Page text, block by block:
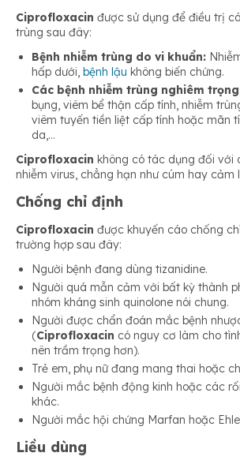
Ciprofloxacin được sử dụng để điều trị
trùng sau đây:
Bệnh nhiễm trùng do vi khuẩn:
hấp dưới, bệnh lậu không biến chứng.
Các bệnh nhiễm trùng nghiêm
bụng, viêm bể thận cấp tính, nhiễm
viêm tuyến tiền liệt cấp tính hoặc mãn
da,…
Ciprofloxacin không có tác dụng đối với
nhiễm virus, chẳng hạn như cúm hay cảm
Chống chỉ định
Ciprofloxacin được khuyến cáo chống
trường hợp sau đây:
Người bệnh đang dùng tizanidine.
Người quá mẫn cảm với bất kỳ thành
nhóm kháng sinh quinolone nói chung.
Người được chẩn đoán mắc bệnh
(Ciprofloxacin có nguy cơ làm cho
nên trầm trọng hơn).
Trẻ em, phụ nữ đang mang thai hoặc
Người mắc bệnh động kinh hoặc các
khác.
Người mắc hội chứng Marfan hoặc
Liều dùng